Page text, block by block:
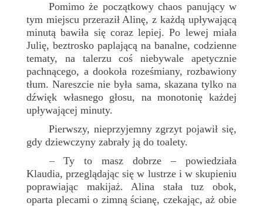
Pomimo że początkowy chaos panujący w
tym miejscu przeraził Alinę, z każdą upływającą
minutą bawiła się coraz lepiej. Po lewej miała
Julię, beztrosko paplającą na banalne, codzienne
tematy, na talerzu coś niebywale apetycznie
pachnącego, a dookoła roześmiany, rozbawiony
tłum. Nareszcie nie była sama, skazana tylko na
dźwięk własnego głosu, na monotonię każdej
upływającej minuty.
Pierwszy, nieprzyjemny zgrzyt pojawił się,
gdy dziewczyny zabrały ją do toalety.
– Ty to masz dobrze – powiedziała
Klaudia, przeglądając się w lustrze i w skupieniu
poprawiając makijaż. Alina stała tuz obok,
oparta plecami o zimną ścianę, czekając, aż obie